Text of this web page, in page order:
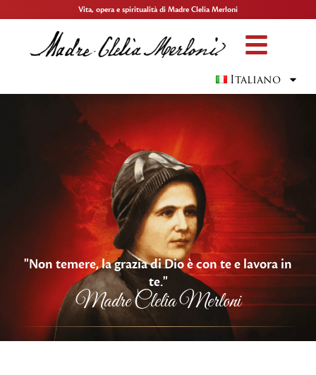
Vita, opera e spiritualità di Madre Clelia Merloni
Italiano
"Non temere, la grazia di Dio è con te e lavora in
te."
Madre Clelia Merloni